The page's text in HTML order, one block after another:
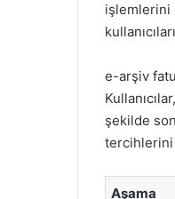
işlemlerini
e-arşiv
şekilde
Aşama